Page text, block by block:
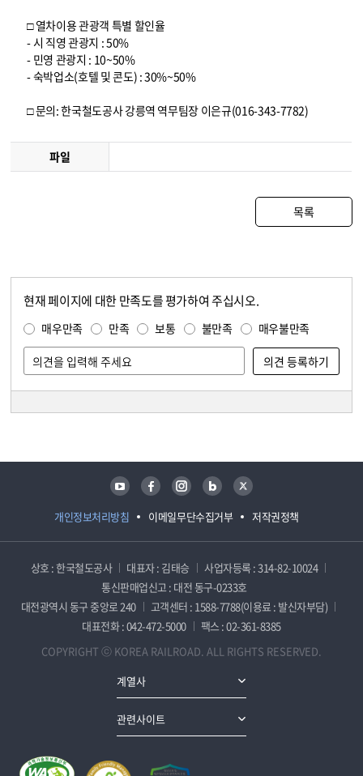
□ 열차이용 관광객 특별 할인율
- 시 직영 관광지 : 50%
- 민영 관광지 : 10~50%
- 숙박업소(호텔 및 콘도) : 30%~50%
□ 문의: 한국철도공사 강릉역 역무팀장 이은규(016-343-7782)
파일
목록
현재 페이지에 대한 만족도를 평가하여 주십시오.
매우만족 만족 보통 불만족 매우불만족
개인정보처리방침 이메일무단수집거부 저작권정책
유튜브 페이스북 인스타그램 블로그 트위터
상호 : 한국철도공사 대표자 : 김태승
사업자등록 : 314-82-10024
통신판매업신고 : 대전 동구-0233호
대전광역시 동구 중앙로 240
고객센터 : 1588-7788(이용료 : 발신자부담)
대표전화 : 042-472-5000
팩스 : 02-361-8385
COPYRIGHT ⓒ KOREA RAILROAD. ALL RIGHTS RESERVED.
계열사
관련사이트